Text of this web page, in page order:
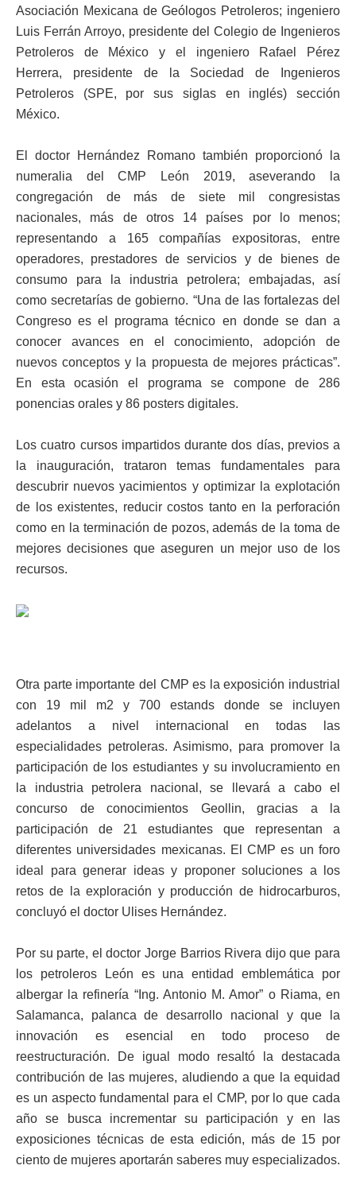
Asociación Mexicana de Geólogos Petroleros; ingeniero
Luis Ferrán Arroyo, presidente del Colegio de Ingenieros
Petroleros de México y el ingeniero Rafael Pérez
Herrera, presidente de la Sociedad de Ingenieros
Petroleros (SPE, por sus siglas en inglés) sección
México.
El doctor Hernández Romano también proporcionó la
numeralia del CMP León 2019, aseverando la
congregación de más de siete mil congresistas
nacionales, más de otros 14 países por lo menos;
representando a 165 compañías expositoras, entre
operadores, prestadores de servicios y de bienes de
consumo para la industria petrolera; embajadas, así
como secretarías de gobierno. “Una de las fortalezas del
Congreso es el programa técnico en donde se dan a
conocer avances en el conocimiento, adopción de
nuevos conceptos y la propuesta de mejores prácticas”.
En esta ocasión el programa se compone de 286
ponencias orales y 86 posters digitales.
Los cuatro cursos impartidos durante dos días, previos a
la inauguración, trataron temas fundamentales para
descubrir nuevos yacimientos y optimizar la explotación
de los existentes, reducir costos tanto en la perforación
como en la terminación de pozos, además de la toma de
mejores decisiones que aseguren un mejor uso de los
recursos.
Otra parte importante del CMP es la exposición industrial
con 19 mil m2 y 700 estands donde se incluyen
adelantos a nivel internacional en todas las
especialidades petroleras. Asimismo, para promover la
participación de los estudiantes y su involucramiento en
la industria petrolera nacional, se llevará a cabo el
concurso de conocimientos Geollin, gracias a la
participación de 21 estudiantes que representan a
diferentes universidades mexicanas. El CMP es un foro
ideal para generar ideas y proponer soluciones a los
retos de la exploración y producción de hidrocarburos,
concluyó el doctor Ulises Hernández.
Por su parte, el doctor Jorge Barrios Rivera dijo que para
los petroleros León es una entidad emblemática por
albergar la refinería “Ing. Antonio M. Amor” o Riama, en
Salamanca, palanca de desarrollo nacional y que la
innovación es esencial en todo proceso de
reestructuración. De igual modo resaltó la destacada
contribución de las mujeres, aludiendo a que la equidad
es un aspecto fundamental para el CMP, por lo que cada
año se busca incrementar su participación y en las
exposiciones técnicas de esta edición, más de 15 por
ciento de mujeres aportarán saberes muy especializados.